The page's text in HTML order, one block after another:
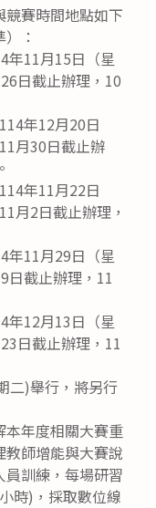
賽時間地點如下
：
年11月15日（星
日截止辦理，10
年12月20日
月30日截止辦
年11月22日
月2日截止辦理，
年11月29日（星
日截止辦理，11
年12月13日（星
日截止辦理，11
二)舉行，將另行
本年度相關大賽重
師增能與大賽說
訓練，每場研習
時)，採取數位線